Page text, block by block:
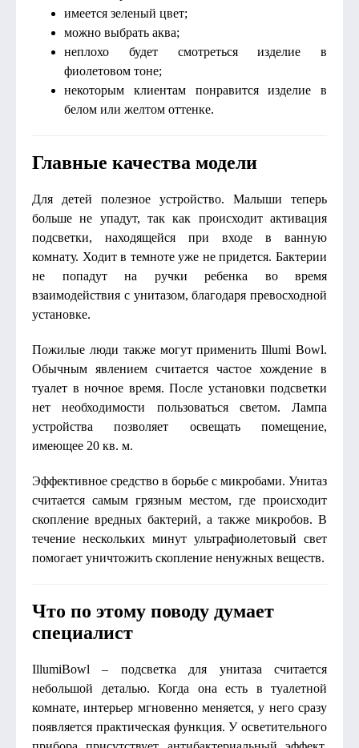
имеется зеленый цвет;
можно выбрать аква;
неплохо будет смотреться изделие в
фиолетовом тоне;
некоторым клиентам понравится изделие в
белом или желтом оттенке.
Главные качества модели
Для детей полезное устройство. Малыши теперь
больше не упадут, так как происходит активация
подсветки, находящейся при входе в ванную
комнату. Ходит в темноте уже не придется. Бактерии
не попадут на ручки ребенка во время
взаимодействия с унитазом, благодаря превосходной
установке.
Пожилые люди также могут применить Illumi Bowl.
Обычным явлением считается частое хождение в
туалет в ночное время. После установки подсветки
нет необходимости пользоваться светом. Лампа
устройства позволяет освещать помещение,
имеющее 20 кв. м.
Эффективное средство в борьбе с микробами. Унитаз
считается самым грязным местом, где происходит
скопление вредных бактерий, а также микробов. В
течение нескольких минут ультрафиолетовый свет
помогает уничтожить скопление ненужных веществ.
Что по этому поводу думает
специалист
IllumiBowl – подсветка для унитаза считается
небольшой деталью. Когда она есть в туалетной
комнате, интерьер мгновенно меняется, у него сразу
появляется практическая функция. У осветительного